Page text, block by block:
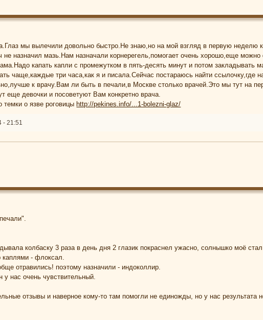
мы вылечили довольно быстро.Не знаю,но на мой взгляд в первую неделю
назначил мазь.Нам назначали корнерегель,помогает очень хорошо,еще
капать капли с промежутком в пять-десять минут и потом закладывать
чаще,каждые три часа,как я и писала.Сейчас постараюсь найти ссылочку,где
к врачу.Вам ли быть в печали,в Москве столько врачей.Это мы тут на
еще девочки и посоветуют Вам конкретно врача.
темки о язве роговицы http://pekines.info/...1-bolezni-glaz/
21:51
колбаску 3 раза в день дня 2 глазик покраснел ужасно, солнышко моё
каплями - флоксал.
отравились! поэтому назначили - индоколлир.
нас очень чувствительный.
отзывы и наверное кому-то там помогли не единожды, но у нас результата